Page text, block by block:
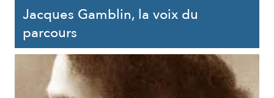
Jacques Gamblin, la voix du
parcours